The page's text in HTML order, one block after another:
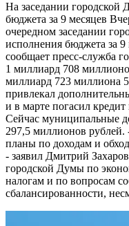
На заседании городской
бюджета за 9 месяцев
очередном заседании
исполнения бюджета за
сообщает пресс-служба
1 миллиард 708
миллиард 723 миллиона
привлекал
и в марте погасил
Сейчас муниципальные
297,5 миллионов
планы по доходам и
- заявил Дмитрий
городской Думы по
налогам и по вопросам
сбалансированности,